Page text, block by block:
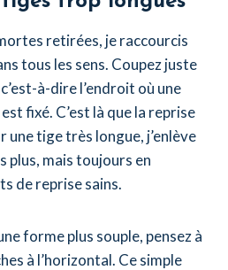
retirées, je raccourcis
tous les sens. Coupez juste
c’est-à-dire l’endroit où une
fixé. C’est là que la reprise
une tige très longue, j’enlève
plus, mais toujours en
de reprise sains.
forme plus souple, pensez à
à l’horizontal. Ce simple